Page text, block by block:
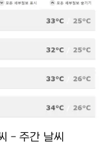
- 주간 날씨